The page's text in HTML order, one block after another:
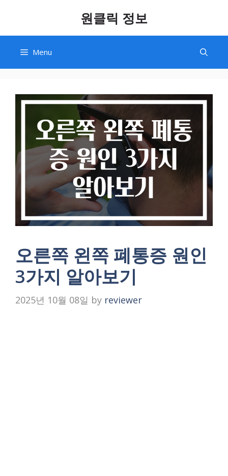
content
원클릭 정보
Menu
오른쪽 왼쪽 폐통증 원인
3가지 알아보기
2025년 10월 08일 by reviewer